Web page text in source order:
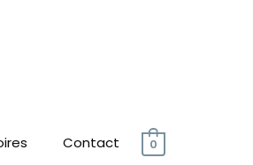
Contact 0